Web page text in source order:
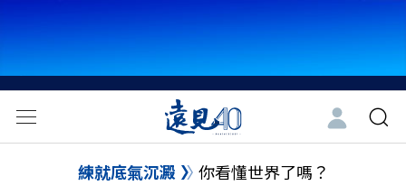
練就底氣沉澱 你看懂世界了嗎？